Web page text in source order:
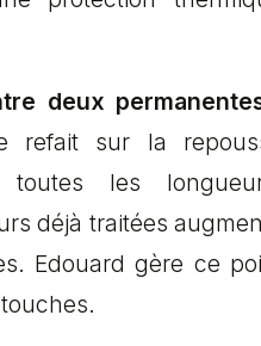
deux
refait sur la
les
déjà traitées
Edouard gère ce